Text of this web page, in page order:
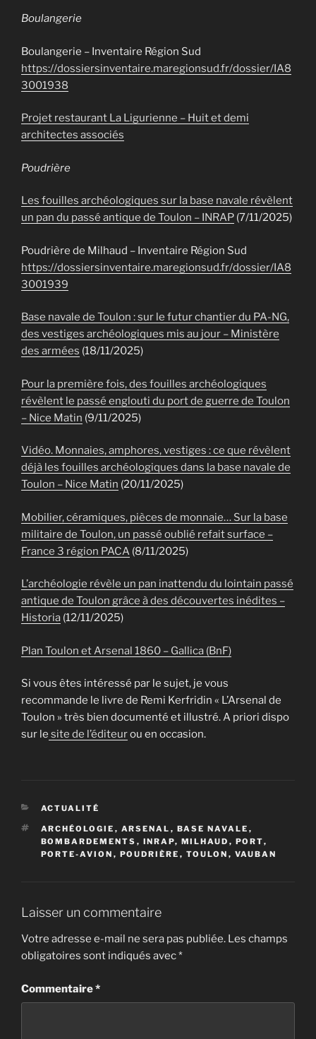
Boulangerie
Boulangerie – Inventaire Région Sud
https://dossiersinventaire.maregionsud.fr/dossier/IA8
3001938
Projet restaurant La Ligurienne – Huit et demi
architectes associés
Poudrière
Les fouilles archéologiques sur la base navale révèlent
un pan du passé antique de Toulon – INRAP (7/11/2025)
Poudrière de Milhaud – Inventaire Région Sud
https://dossiersinventaire.maregionsud.fr/dossier/IA8
3001939
Base navale de Toulon : sur le futur chantier du PA-NG,
des vestiges archéologiques mis au jour – Ministère
des armées (18/11/2025)
Pour la première fois, des fouilles archéologiques
révèlent le passé englouti du port de guerre de Toulon
– Nice Matin (9/11/2025)
Vidéo. Monnaies, amphores, vestiges : ce que révèlent
déjà les fouilles archéologiques dans la base navale de
Toulon – Nice Matin (20/11/2025)
Mobilier, céramiques, pièces de monnaie… Sur la base
militaire de Toulon, un passé oublié refait surface –
France 3 région PACA (8/11/2025)
L’archéologie révèle un pan inattendu du lointain passé
antique de Toulon grâce à des découvertes inédites –
Historia (12/11/2025)
Plan Toulon et Arsenal 1860 – Gallica (BnF)
Si vous êtes intéressé par le sujet, je vous
recommande le livre de Remi Kerfridin « L’Arsenal de
Toulon » très bien documenté et illustré. A priori dispo
sur le site de l’éditeurou en occasion.
CATÉGORIES
ACTUALITÉ
ÉTIQUETTES
ARCHÉOLOGIE , ARSENAL , BASE NAVALE ,
BOMBARDEMENTS , INRAP, MILHAUD , PORT,
PORTE-AVION , POUDRIÈRE , TOULON , VAUBAN
Laisser un commentaire
Votre adresse e-mail ne sera pas publiée. Les champs
obligatoires sont indiqués avec*
Commentaire*